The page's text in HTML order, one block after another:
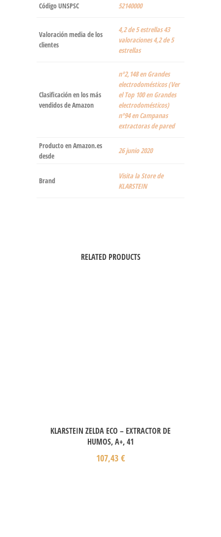
Código UNSPSC 52140000
Valoración media de los
clientes
4,2 de 5 estrellas 43
valoraciones 4,2 de 5
estrellas
Clasificación en los más
vendidos de Amazon
nº2,148 en Grandes
electrodomésticos (Ver
el Top 100 en Grandes
electrodomésticos)
nº94 en Campanas
extractoras de pared
Producto en Amazon.es
desde
26 junio 2020
Brand
Visita la Store de
KLARSTEIN
RELATED PRODUCTS
KLARSTEIN ZELDA ECO – EXTRACTOR DE
HUMOS, A+, 41
107,43 €